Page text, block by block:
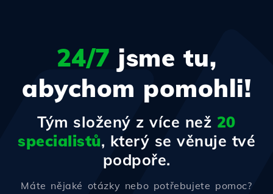
24/7 jsme tu,
abychom pomohli!
Tým složený z více než 20
specialistů, který se věnuje tvé
podpoře.
Máte nějaké otázky nebo potřebujete pomoc?